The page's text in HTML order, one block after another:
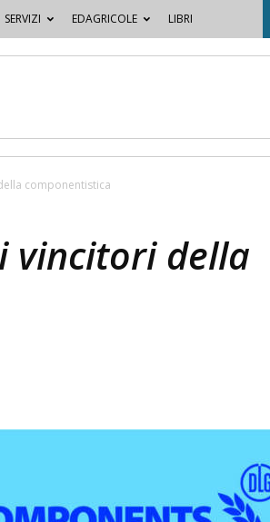
SERVIZI EDAGRICOLE LIBRI
componentistica
vincitori della